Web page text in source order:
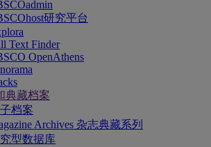
研究平台
Text Finder
OpenAthens
典藏档案
档案
Archives 杂志典藏系列
型数据库